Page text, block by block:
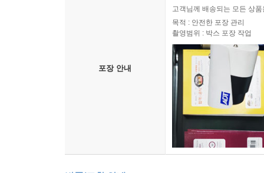
포장 안내
고객님께 배송되는 모든 상
목적 : 안전한 포장 관리
촬영범위 : 박스 포장 작업